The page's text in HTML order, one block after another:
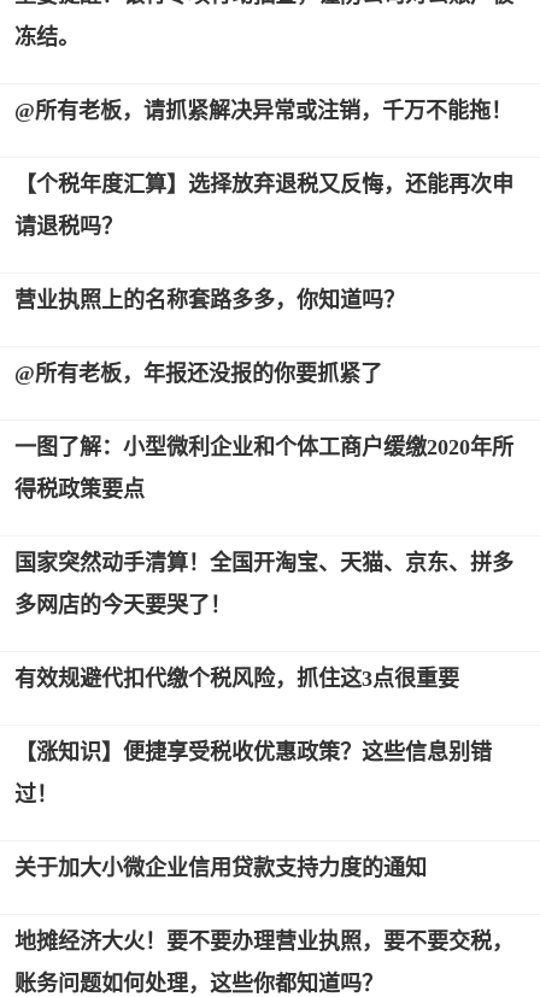
冻结。
@所有老板，请抓紧解决异常或注销，千万不能拖！
【个税年度汇算】选择放弃退税又反悔，还能再次申
请退税吗？
营业执照上的名称套路多多，你知道吗？
@所有老板，年报还没报的你要抓紧了
一图了解：小型微利企业和个体工商户缓缴2020年所
得税政策要点
国家突然动手清算！全国开淘宝、天猫、京东、拼多
多网店的今天要哭了！
有效规避代扣代缴个税风险，抓住这3点很重要
【涨知识】便捷享受税收优惠政策？这些信息别错
过！
关于加大小微企业信用贷款支持力度的通知
地摊经济大火！要不要办理营业执照，要不要交税，
账务问题如何处理，这些你都知道吗？